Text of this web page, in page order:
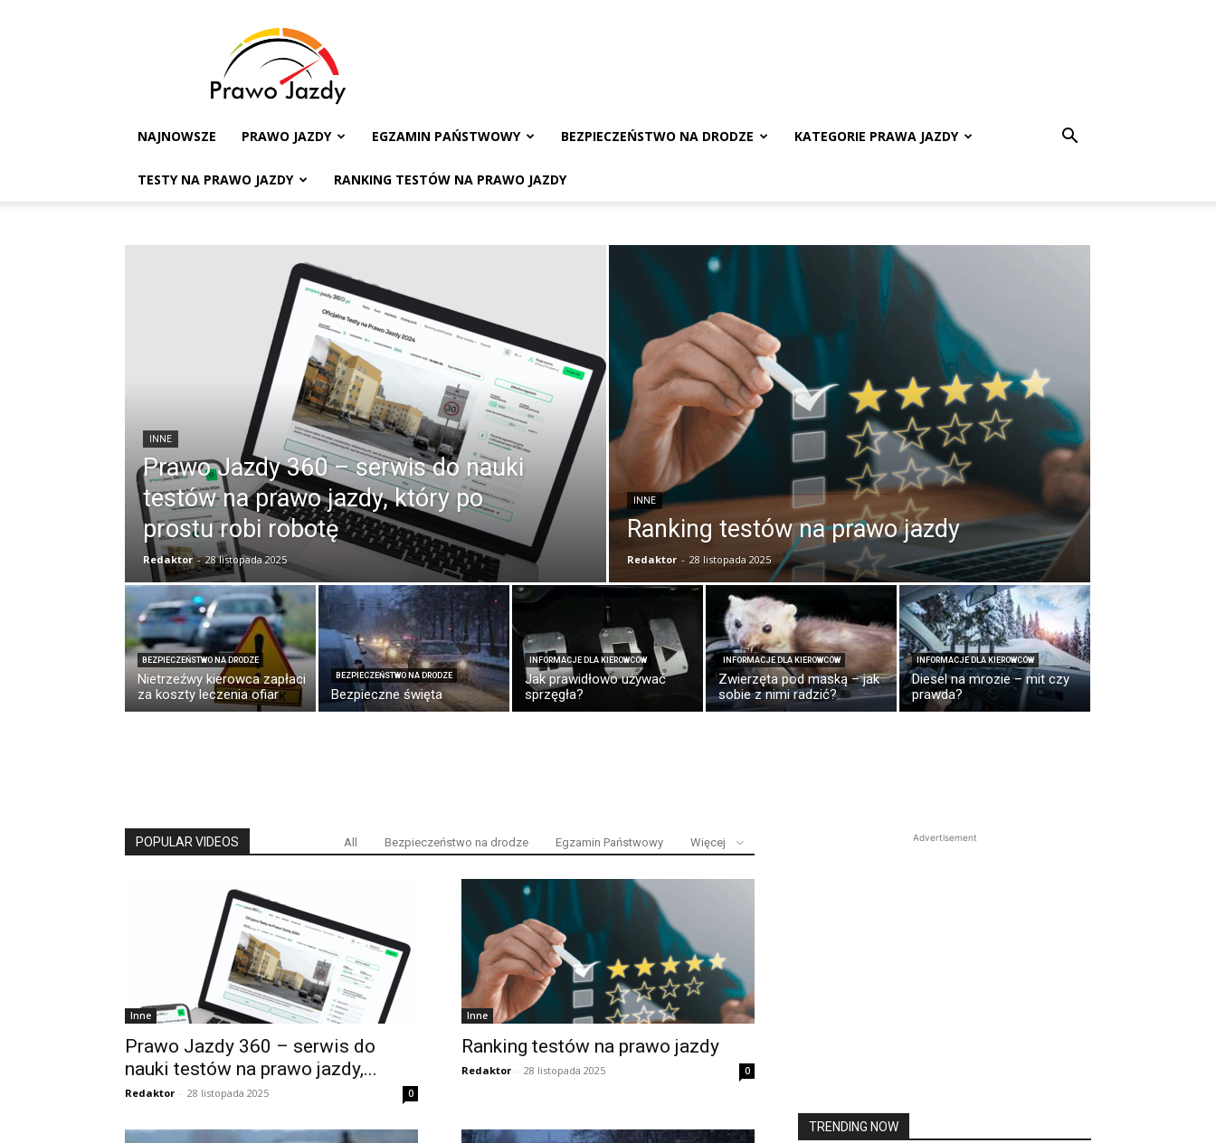
Testy
Prawo
Jazdy
NAJNOWSZE PRAWO JAZDY EGZAMIN PAŃSTWOWY BEZPIECZEŃSTWO NA DRODZE KATEGORIE PRAWA JAZDY
TESTY NA PRAWO JAZDY RANKING TESTÓW NA PRAWO JAZDY
INNE
Prawo Jazdy 360 – serwis do nauki
testów na prawo jazdy, który po
prostu robi robotę
Redaktor - 28 listopada 2025
INNE
Ranking testów na prawo jazdy
Redaktor - 28 listopada 2025
BEZPIECZEŃSTWO NA DRODZE
Nietrzeźwy kierowca zapłaci
za koszty leczenia ofiar
BEZPIECZEŃSTWO NA DRODZE
Bezpieczne święta
INFORMACJE DLA KIEROWCÓW
Jak prawidłowo używać
sprzęgła?
INFORMACJE DLA KIEROWCÓW
Zwierzęta pod maską – jak
sobie z nimi radzić?
INFORMACJE DLA KIEROWCÓW
Diesel na mrozie – mit czy
prawda?
POPULAR VIDEOS All Bezpieczeństwo na drodze Egzamin Państwowy Więcej
Inne
Prawo Jazdy 360 – serwis do
nauki testów na prawo jazdy,...
Redaktor - 28 listopada 2025 0
Inne
Ranking testów na prawo jazdy
Redaktor - 28 listopada 2025 0
Advertisement
TRENDING NOW